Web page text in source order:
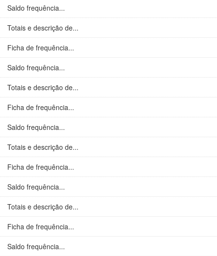
Saldo frequência...
Totais e descrição de...
Ficha de frequência...
Saldo frequência...
Totais e descrição de...
Ficha de frequência...
Saldo frequência...
Totais e descrição de...
Ficha de frequência...
Saldo frequência...
Totais e descrição de...
Ficha de frequência...
Saldo frequência...